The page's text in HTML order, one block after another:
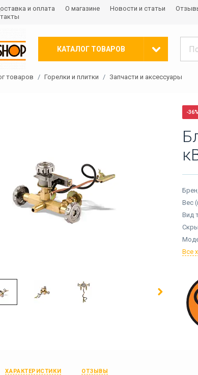
и оплата О магазине Новости и статьи
КАТАЛОГ ТОВАРОВ
товаров Горелки и плитки Запчасти и аксессуары
-36%
Вес
Вид
Все
ХАРАКТЕРИСТИКИ ОТЗЫВЫ